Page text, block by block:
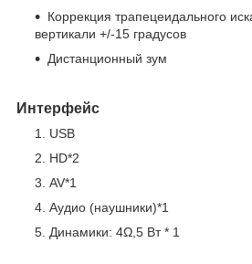
Коррекция трапецеидального
вертикали +/-15 градусов
Дистанционный зум
Интерфейс
USB
HD*2
AV*1
Аудио (наушники)*1
Динамики: 4Ω,5 Вт * 1